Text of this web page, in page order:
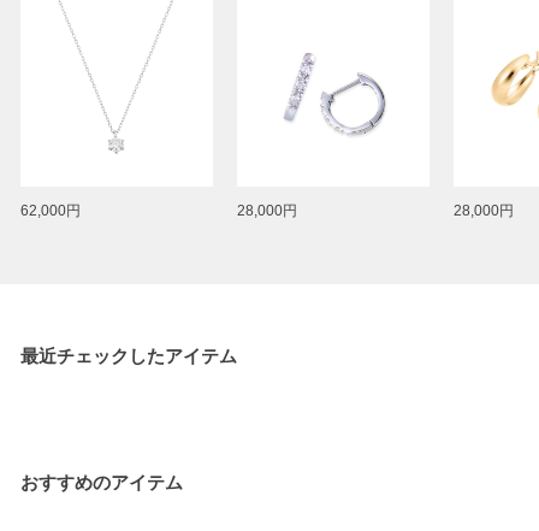
62,000円 28,000円 28,000円
最近チェックしたアイテム
おすすめのアイテム